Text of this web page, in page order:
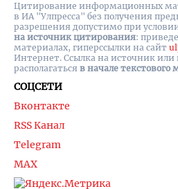
СОЦСЕТИ
Вконтакте
RSS Канал
Telegram
MAX
Цитирование информационных
в ИА "Улпресса" без получения
разрешения допустимо при
на источник цитирования:
материалах, гиперссылки на cайт
Интернет. Ссылка на источник или
располагаться в начале текстового